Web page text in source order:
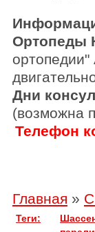
Ортопеды
Дни
(возможна
Телефон
Главная »
Теги: